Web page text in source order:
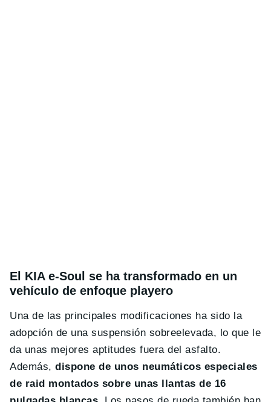
El KIA e-Soul se ha transformado en un
vehículo de enfoque playero
Una de las principales modificaciones ha sido la
adopción de una suspensión sobreelevada, lo que le
da unas mejores aptitudes fuera del asfalto.
Además,dispone de unos neumáticos especiales
de raid montados sobre unas llantas de 16